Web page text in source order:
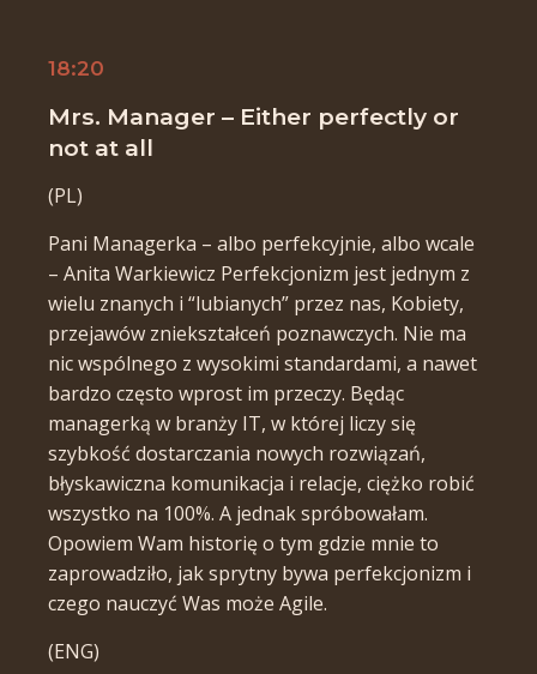
18:20
Mrs. Manager – Either perfectly or
not at all
(PL)
Pani Managerka – albo perfekcyjnie, albo wcale
– Anita Warkiewicz Perfekcjonizm jest jednym z
wielu znanych i “lubianych” przez nas, Kobiety,
przejawów zniekształceń poznawczych. Nie ma
nic wspólnego z wysokimi standardami, a nawet
bardzo często wprost im przeczy. Będąc
managerką w branży IT, w której liczy się
szybkość dostarczania nowych rozwiązań,
błyskawiczna komunikacja i relacje, ciężko robić
wszystko na 100%. A jednak spróbowałam.
Opowiem Wam historię o tym gdzie mnie to
zaprowadziło, jak sprytny bywa perfekcjonizm i
czego nauczyć Was może Agile.
(ENG)